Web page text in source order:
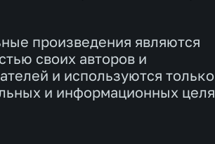
произведения являются
своих авторов и
и используются
и информационных